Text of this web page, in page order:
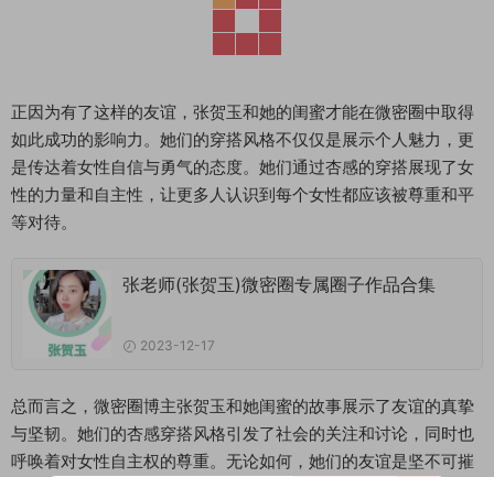
正因为有了这样的友谊，张贺玉和她的闺蜜才能在微密圈中取得
如此成功的影响力。她们的穿搭风格不仅仅是展示个人魅力，更
是传达着女性自信与勇气的态度。她们通过杏感的穿搭展现了女
性的力量和自主性，让更多人认识到每个女性都应该被尊重和平
等对待。
张老师(张贺玉)微密圈专属圈子作品合集
2023-12-17
总而言之，微密圈博主张贺玉和她闺蜜的故事展示了友谊的真挚
与坚韧。她们的杏感穿搭风格引发了社会的关注和讨论，同时也
呼唤着对女性自主权的尊重。无论如何，她们的友谊是坚不可摧